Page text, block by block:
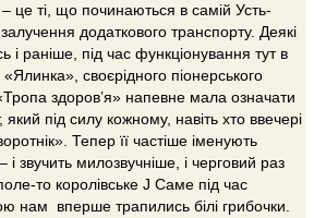
це ті, що починаються в самій Усть-
додаткового транспорту. Деякі
і раніше, під час функціонування тут в
своєрідного піонерського
здоров’я» напевне мала означати
під силу кожному, навіть хто ввечері
Тепер її частіше іменують
звучить милозвучніше, і черговий раз
то королівське J Саме під час
нам вперше трапились білі грибочки.